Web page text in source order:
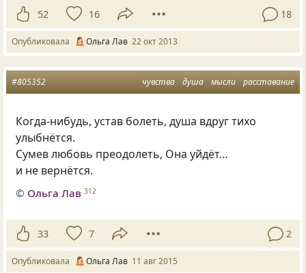
52 16 18
Опубликовала Ольга Лав 22 окт 2013
чувства душа мысли расставание
#805352
Когда-нибудь, устав болеть, душа вдруг тихо
улыбнётся.
Сумев любовь преодолеть, Она уйдёт…
и не вернётся.
© Ольга Лав 312
33 7 2
Опубликовала Ольга Лав 11 авг 2015